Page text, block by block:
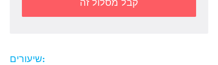
קבל מסלול זה
שיעורים: